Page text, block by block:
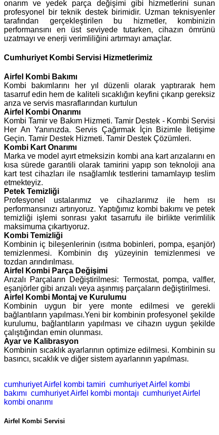
onarım ve yedek parça değişimi gibi hizmetlerini sunan
profesyonel bir teknik destek birimidir. Uzman teknisyenler
tarafından gerçekleştirilen bu hizmetler, kombinizin
performansını en üst seviyede tutarken, cihazın ömrünü
uzatmayı ve enerji verimliliğini artırmayı amaçlar.
Cumhuriyet Kombi Servisi Hizmetlerimiz
Airfel
Kombi Bakımı
Kombi bakımlarını her yıl düzenli olarak yaptırarak hem
tasarruf edin hem de kaliteli sıcaklığın keyfini çıkarıp gereksiz
arıza ve servis masraflarından kurtulun
Airfel Kombi Onarımı
Kombi Tamir ve Bakım Hizmeti. Tamir Destek - Kombi Servisi
Her An Yanınızda. Servis Çağırmak İçin Bizimle İletişime
Geçin. Tamir Destek Hizmeti. Tamir Destek Çözümleri.
Kombi Kart Onarımı
Marka ve model ayırt etmeksizin kombi ana kart arızalarını en
kısa sürede garantili olarak tamirini yapıp son teknoloji ana
kart test cihazları ile nsağlamlık testlerini tamamlayıp teslim
etmekteyiz.
Petek Temizliği
Profesyonel ustalarımız ve cihazlarımız ile hem ısı
performansınızı artırıyoruz. Yaptığımız kombi bakımı ve petek
temizliği işlemi sonrası yakıt tasarrufu ile birlikte verimlilik
maksimuma çıkartıyoruz.
Kombi Temizliği
Kombinin iç bileşenlerinin (ısıtma bobinleri, pompa, eşanjör)
temizlenmesi. Kombinin dış yüzeyinin temizlenmesi ve
tozdan arındırılması.
Airfel Kombi Parça Değişimi
Arızalı Parçaların Değiştirilmesi: Termostat, pompa, valfler,
eşanjörler gibi arızalı veya aşınmış parçaların değiştirilmesi.
Airfel Kombi Montaj ve Kurulumu
Kombinin uygun bir yere monte edilmesi ve gerekli
bağlantıların yapılması.Yeni bir kombinin profesyonel şekilde
kurulumu, bağlantıların yapılması ve cihazın uygun şekilde
çalıştığından emin olunması.
Ayar ve Kalibrasyon
Kombinin sıcaklık ayarlarının optimize edilmesi. Kombinin su
basıncı, sıcaklık ve diğer sistem ayarlarının yapılması.
cumhuriyet Airfel kombi tamiri cumhuriyet Airfel kombi
bakımı cumhuriyet Airfel kombi montajı cumhuriyet Airfel
kombi onarımı
Airfel Kombi Servisi